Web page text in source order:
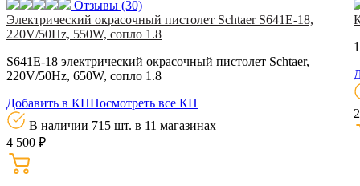
Отзывы (30)
Электрический окрасочный пистолет Schtaer S641E-18,
220V/50Hz, 550W, сопло 1.8
S641E-18 электрический окрасочный пистолет Schtaer,
220V/50Hz, 650W, сопло 1.8
Добавить в КППосмотреть все КП
В наличии 715 шт. в 11 магазинах
4 500 ₽